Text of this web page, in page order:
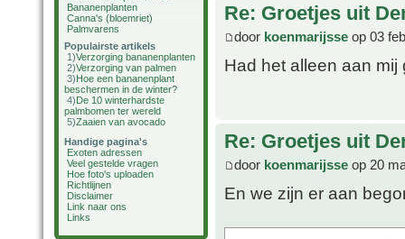
Bananenplanten
Canna's (bloemriet)
Palmvarens
Populairste artikels
1)Verzorging bananenplanten
2)Verzorging van palmen
3)Hoe een bananenplant
beschermen in de winter?
4)De 10 winterhardste
palmbomen ter wereld
5)Zaaien van avocado
Handige pagina's
Exoten adressen
Veel gestelde vragen
Hoe foto's uploaden
Richtlijnen
Disclaimer
Link naar ons
Links
Re: Groetjes uit
door koenmarijsse op 03
Had het alleen aan
Re: Groetjes uit
door koenmarijsse op 20
En we zijn er aan